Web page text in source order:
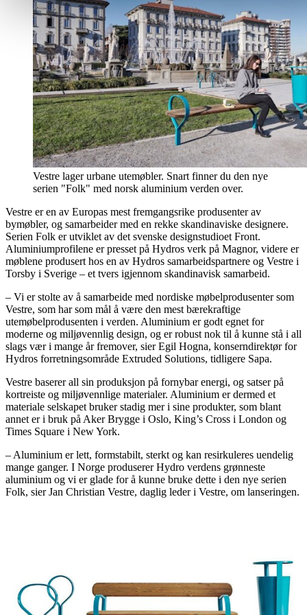
Vestre lager urbane utemøbler. Snart finner du den nye
serien "Folk" med norsk aluminium verden over.
Vestre er en av Europas mest fremgangsrike produsenter av
bymøbler, og samarbeider med en rekke skandinaviske designere.
Serien Folk er utviklet av det svenske designstudioet Front.
Aluminiumprofilene er presset på Hydros verk på Magnor, videre er
møblene produsert hos en av Hydros samarbeidspartnere og Vestre i
Torsby i Sverige – et tvers igjennom skandinavisk samarbeid.
– Vi er stolte av å samarbeide med nordiske møbelprodusenter som
Vestre, som har som mål å være den mest bærekraftige
utemøbelprodusenten i verden. Aluminium er godt egnet for
moderne og miljøvennlig design, og er robust nok til å kunne stå i all
slags vær i mange år fremover, sier Egil Hogna, konserndirektør for
Hydros forretningsområde Extruded Solutions, tidligere Sapa.
Vestre baserer all sin produksjon på fornybar energi, og satser på
kortreiste og miljøvennlige materialer. Aluminium er dermed et
materiale selskapet bruker stadig mer i sine produkter, som blant
annet er i bruk på Aker Brygge i Oslo, King’s Cross i London og
Times Square i New York.
– Aluminium er lett, formstabilt, sterkt og kan resirkuleres uendelig
mange ganger. I Norge produserer Hydro verdens grønneste
aluminium og vi er glade for å kunne bruke dette i den nye serien
Folk, sier Jan Christian Vestre, daglig leder i Vestre, om lanseringen.